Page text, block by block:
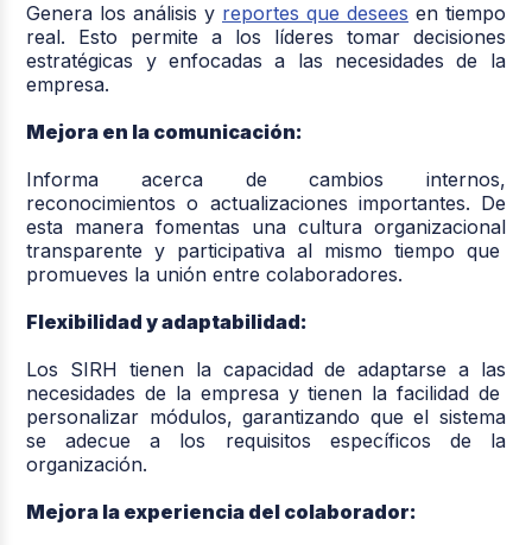
Genera los análisis y reportes que desees en tiempo
real. Esto permite a los líderes tomar decisiones
estratégicas y enfocadas a las necesidades de la
empresa.
Mejora en la comunicación:
Informa acerca de cambios internos,
reconocimientos o actualizaciones importantes. De
esta manera fomentas una cultura organizacional
transparente y participativa al mismo tiempo que
promueves la unión entre colaboradores.
Flexibilidad y adaptabilidad:
Los SIRH tienen la capacidad de adaptarse a las
necesidades de la empresa y tienen la facilidad de
personalizar módulos, garantizando que el sistema
se adecue a los requisitos específicos de la
organización.
Mejora la experiencia del colaborador: